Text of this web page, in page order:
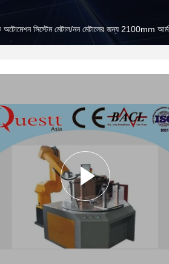
অটোমেশন সিস্টেম মেটাল/নন মেটালের জন্য 2100mm আর্ম